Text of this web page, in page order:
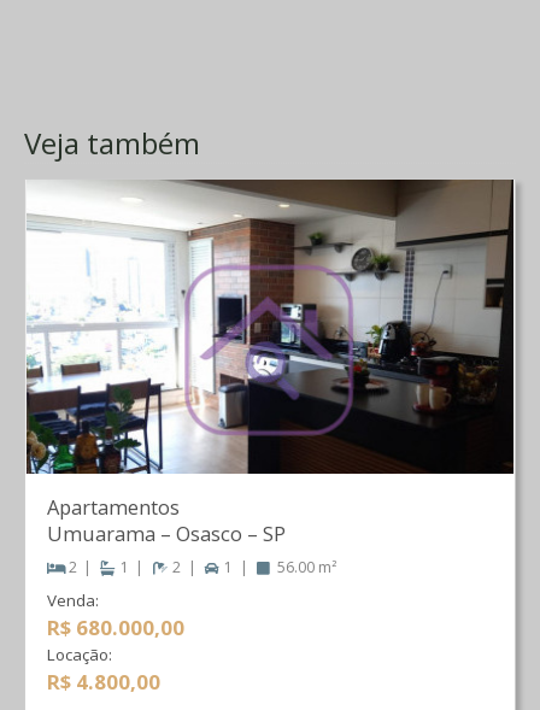
Veja também
Apartamentos
Umuarama – Osasco – SP
2 1 2 1 56.00 m²
Venda:
R$ 680.000,00
Locação:
R$ 4.800,00